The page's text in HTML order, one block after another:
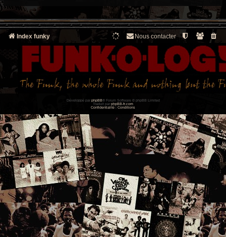
Index funky Nous contacter
Développé par phpBB® Forum Software © phpBB Limited
Traduit par phpBB-fr.com
Confidentialité
Conditions